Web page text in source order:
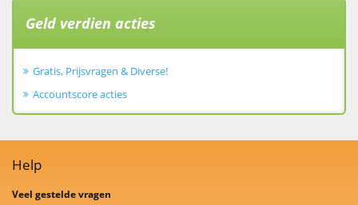
Geld verdien acties
Gratis, Prijsvragen & Diverse!
Accountscore acties
Help
Veel gestelde vragen